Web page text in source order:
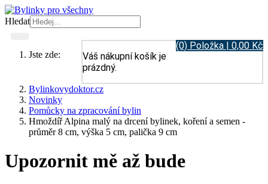
Hledat
(0) Položka | 0,00 Kč
Váš nákupní košík je
prázdný.
Jste zde:
Bylinkovydoktor.cz
Novinky
Pomůcky na zpracování bylin
Hmoždíř Alpina malý na drcení bylinek, koření a semen -
průměr 8 cm, výška 5 cm, palička 9 cm
Upozornit mě až bude